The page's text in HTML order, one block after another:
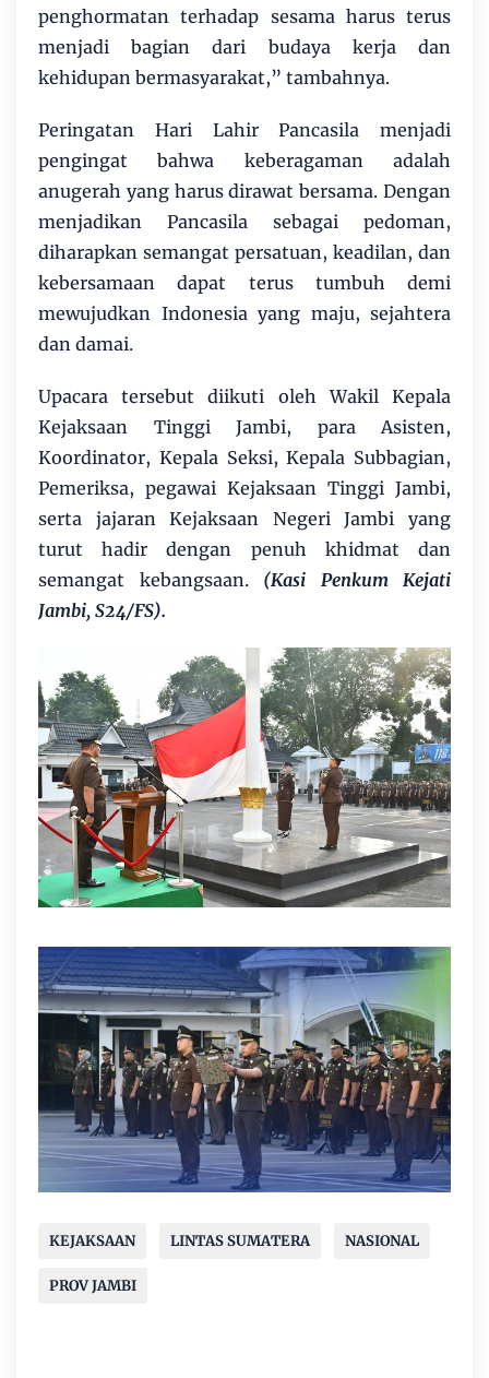
penghormatan terhadap sesama harus terus
menjadi bagian dari budaya kerja dan
kehidupan bermasyarakat,” tambahnya.
Peringatan Hari Lahir Pancasila menjadi
pengingat bahwa keberagaman adalah
anugerah yang harus dirawat bersama. Dengan
menjadikan Pancasila sebagai pedoman,
diharapkan semangat persatuan, keadilan, dan
kebersamaan dapat terus tumbuh demi
mewujudkan Indonesia yang maju, sejahtera
dan damai.
Upacara tersebut diikuti oleh Wakil Kepala
Kejaksaan Tinggi Jambi, para Asisten,
Koordinator, Kepala Seksi, Kepala Subbagian,
Pemeriksa, pegawai Kejaksaan Tinggi Jambi,
serta jajaran Kejaksaan Negeri Jambi yang
turut hadir dengan penuh khidmat dan
semangat kebangsaan.(Kasi Penkum Kejati
Jambi, S24/FS).
KEJAKSAAN LINTAS SUMATERA NASIONAL
PROV JAMBI